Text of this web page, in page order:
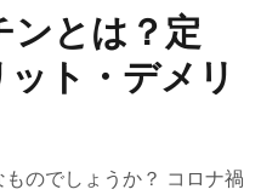
ンとは？定
ト・デメリ
のでしょうか？ コロナ禍